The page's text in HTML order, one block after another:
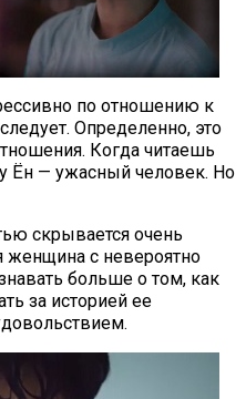
по отношению к
Определенно, это
Когда читаешь
Ён — ужасный человек. Но
скрывается очень
женщина с невероятно
больше о том, как
за историей ее